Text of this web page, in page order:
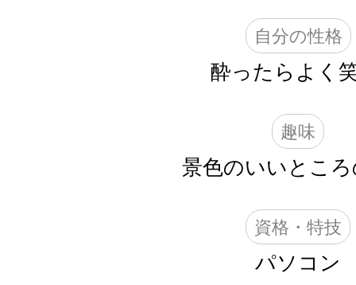
自分の性格
酔ったらよく
趣味
景色のいいとこ
資格・特技
パソコン